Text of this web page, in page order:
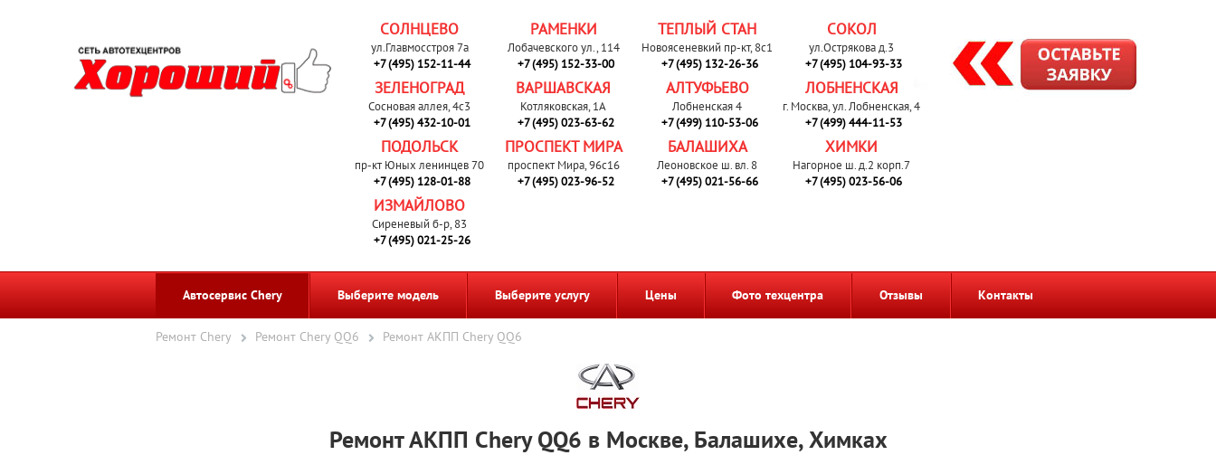
СОЛНЦЕВО
ул.Главмосстроя 7а
+7 (495) 152-11-44
РАМЕНКИ
Лобачевского ул., 114
+7 (495) 152-33-00
ТЕПЛЫЙ СТАН
Новоясеневкий пр-кт, 8с1
+7 (495) 132-26-36
СОКОЛ
ул.Острякова д.3
+7 (495) 104-93-33
ЗЕЛЕНОГРАД
Сосновая аллея, 4с3
+7 (495) 432-10-01
ВАРШАВСКАЯ
Котляковская, 1А
+7 (495) 023-63-62
АЛТУФЬЕВО
Лобненская 4
+7 (499) 110-53-06
ЛОБНЕНСКАЯ
г. Москва, ул. Лобненская, 4
+7 (499) 444-11-53
ПОДОЛЬСК
пр-кт Юных ленинцев 70
+7 (495) 128-01-88
ПРОСПЕКТ МИРА
проспект Мира, 96с16
+7 (495) 023-96-52
БАЛАШИХА
Леоновское ш. вл. 8
+7 (495) 021-56-66
ХИМКИ
Нагорное ш. д.2 корп.7
+7 (495) 023-56-06
ИЗМАЙЛОВО
Сиреневый б-р, 83
+7 (495) 021-25-26
Автосервис Chery Выберите модель Выберите услугу Цены Фото техцентра Отзывы Контакты
Ремонт Chery Ремонт Chery QQ6 Ремонт АКПП Chery QQ6
Ремонт АКПП Chery QQ6 в Москве, Балашихе, Химках